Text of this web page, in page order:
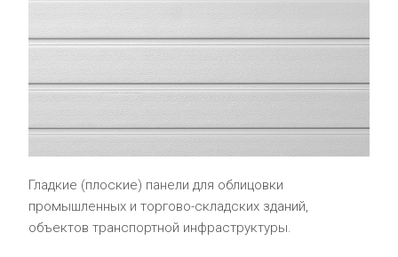
Гладкие (плоские) панели для облицовки
промышленных и торгово-складских зданий,
объектов транспортной инфраструктуры.